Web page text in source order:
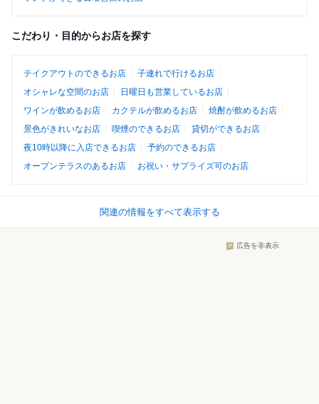
こだわり・目的からお店を探す
テイクアウトのできるお店
子連れで行けるお店
オシャレな空間のお店
日曜日も営業しているお店
ワインが飲めるお店
カクテルが飲めるお店
焼酎が飲めるお店
景色がきれいなお店
喫煙のできるお店
貸切ができるお店
夜10時以降に入店できるお店
予約のできるお店
オープンテラスのあるお店
お祝い・サプライズ可のお店
関連の情報をすべて表示する
広告を非表示